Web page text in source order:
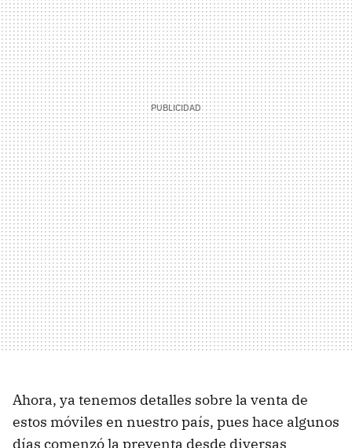
Ahora, ya tenemos detalles sobre la venta de
estos móviles en nuestro país, pues hace algunos
días comenzó la preventa desde diversas